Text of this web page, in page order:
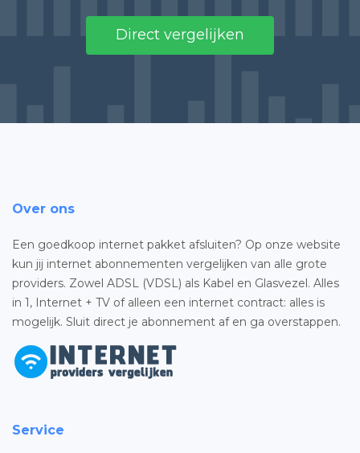
Direct vergelijken
Over ons
Een goedkoop internet pakket afsluiten? Op onze website
kun jij internet abonnementen vergelijken van alle grote
providers. Zowel ADSL (VDSL) als Kabel en Glasvezel. Alles
in 1, Internet + TV of alleen een internet contract: alles is
mogelijk. Sluit direct je abonnement af en ga overstappen.
Service